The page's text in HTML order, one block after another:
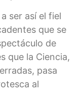
ser así el fiel
que se
de
que la Ciencia,
pasa
al